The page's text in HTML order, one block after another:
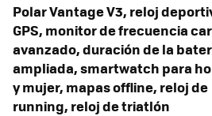
Polar Vantage V3, reloj
GPS, monitor de frecuencia
avanzado, duración de la
ampliada, smartwatch para
y mujer, mapas offline, reloj de
running, reloj de triatlón